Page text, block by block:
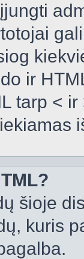
ir
tarp <
šioje
kuris